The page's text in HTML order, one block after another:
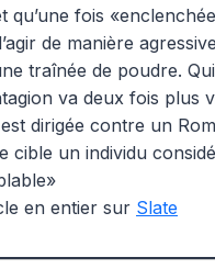
qu’une fois
de manière
traînée de poudre.
va deux fois plus
est dirigée contre un
cible un individu
en entier sur Slate